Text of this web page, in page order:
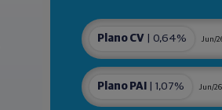
Plano CV | 0,64% Jun/
Plano PAI | 1,07% Jun/26